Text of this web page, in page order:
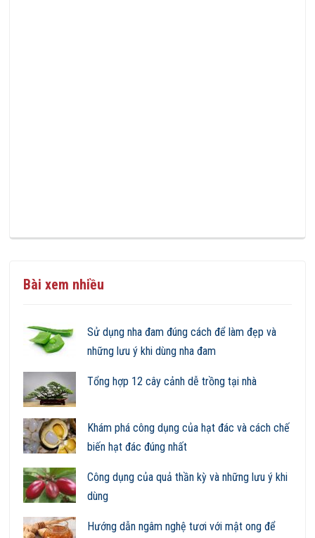
Bài xem nhiều
Sử dụng nha đam đúng cách để làm đẹp và
những lưu ý khi dùng nha đam
Tổng hợp 12 cây cảnh dễ trồng tại nhà
Khám phá công dụng của hạt đác và cách chế
biến hạt đác đúng nhất
Công dụng của quả thần kỳ và những lưu ý khi
dùng
Hướng dẫn ngâm nghệ tươi với mật ong để